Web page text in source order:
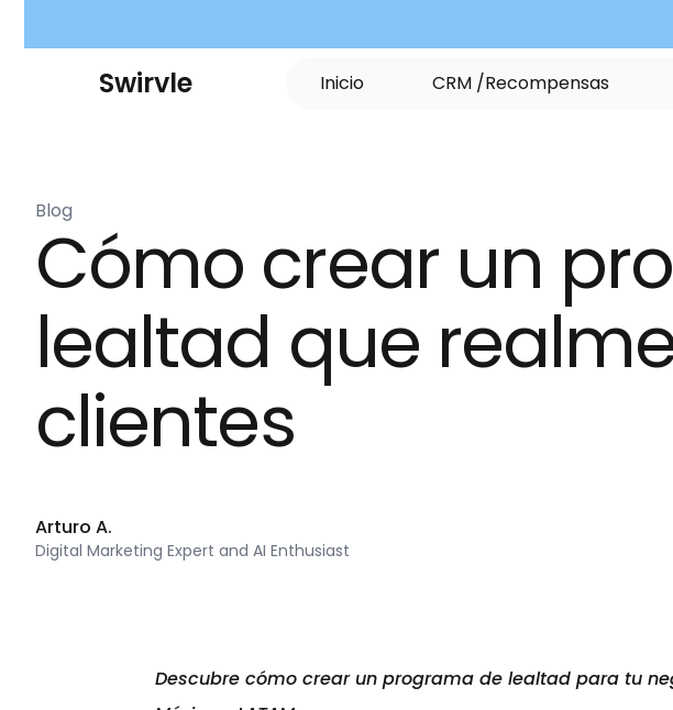
Swirvle Inicio CRM /Recompensas
Blog
Cómo crear un
lealtad que
clientes
Arturo A.
Digital Marketing Expert and AI Enthusiast
Descubre cómo crear un programa de lealtad para tu